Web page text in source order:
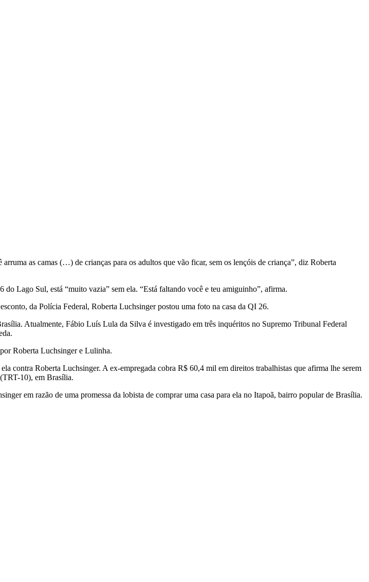
as camas (…) de crianças para os adultos que vão ficar, sem os lençóis de criança”, diz Roberta
Lago Sul, está “muito vazia” sem ela. “Está faltando você e teu amiguinho”, afirma.
da Polícia Federal, Roberta Luchsinger postou uma foto na casa da QI 26.
Atualmente, Fábio Luís Lula da Silva é investigado em três inquéritos no Supremo Tribunal Federal
Roberta Luchsinger e Lulinha.
contra Roberta Luchsinger. A ex-empregada cobra R$ 60,4 mil em direitos trabalhistas que afirma lhe serem
10), em Brasília.
em razão de uma promessa da lobista de comprar uma casa para ela no Itapoã, bairro popular de Brasília.